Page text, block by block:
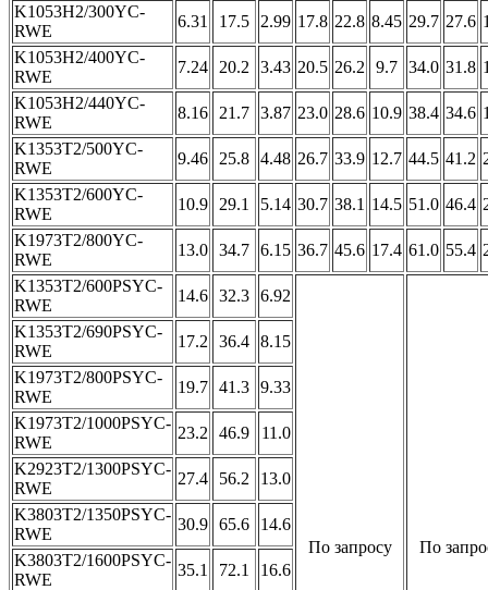
K1053H2/300YC-
RWE
6.31 17.5 2.99 17.8 22.8 8.45 29.7 27.6
K1053H2/400YC-
RWE
7.24 20.2 3.43 20.5 26.2 9.7 34.0 31.8
K1053H2/440YC-
RWE
8.16 21.7 3.87 23.0 28.6 10.9 38.4 34.6
K1353T2/500YC-
RWE
9.46 25.8 4.48 26.7 33.9 12.7 44.5 41.2
K1353T2/600YC-
RWE
10.9 29.1 5.14 30.7 38.1 14.5 51.0 46.4
K1973T2/800YC-
RWE
13.0 34.7 6.15 36.7 45.6 17.4 61.0 55.4
K1353T2/600PSYC-
RWE
14.6 32.3 6.92
По запросу По
K1353T2/690PSYC-
RWE
17.2 36.4 8.15
K1973T2/800PSYC-
RWE
19.7 41.3 9.33
K1973T2/1000PSYC-
RWE
23.2 46.9
11.0
K2923T2/1300PSYC-
RWE
27.4 56.2
13.0
K3803T2/1350PSYC-
RWE
30.9 65.6
14.6
K3803T2/1600PSYC-
RWE
35.1 72.1
16.6